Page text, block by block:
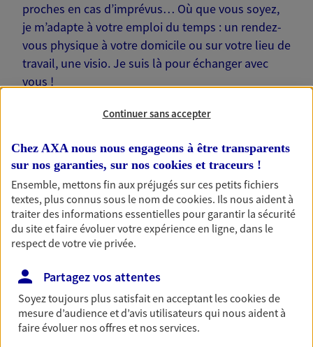
proches en cas d’imprévus… Où que vous soyez,
je m’adapte à votre emploi du temps : un rendez-
vous physique à votre domicile ou sur votre lieu de
travail, une visio. Je suis là pour échanger avec
vous !
Nos offres phares
Épargne
Réalisez vos projets grâce à votre épargne : achat
immobilier, études des enfants ou voyage autour
du monde… Épargnez à votre rythme et
simplement, selon votre profil.
Découvrir les offres Épargne
Continuer sans accepter
Chez AXA nous nous engageons à être transparents
sur nos garanties, sur nos cookies et traceurs !
Ensemble, mettons fin aux préjugés sur ces petits fichiers
textes, plus connus sous le nom decookies. Ils nous aident à
traiter des informations essentielles pour garantir la sécurité
du site et faire évoluer votre expérience en ligne, dans le
respect de votre vie privée.
Partagez vos attentes
Soyez toujours plus satisfait en acceptant lescookiesde
mesure d’audience et d’avis utilisateurs qui nous aident à
faire évoluer nos offres et nos services.